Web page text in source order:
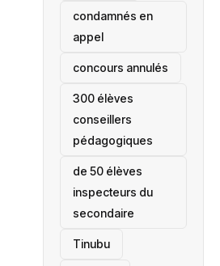
condamnés en
appel
concours annulés
300 élèves
conseillers
pédagogiques
de 50 élèves
inspecteurs du
secondaire
Tinubu